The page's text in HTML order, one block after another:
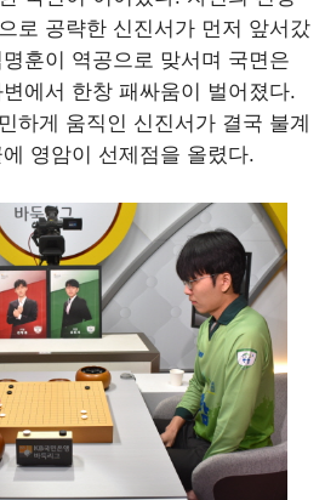
로 공략한 신진서가 먼저 앞서갔
훈이 역공으로 맞서며 국면은
에서 한창 패싸움이 벌어졌다.
하게 움직인 신진서가 결국 불계
영암이 선제점을 올렸다.